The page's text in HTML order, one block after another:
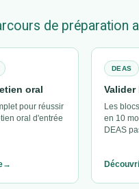
de préparation
oral
pour réussir
oral d'entrée
DEAS
Valider
Les
en 10
DEAS